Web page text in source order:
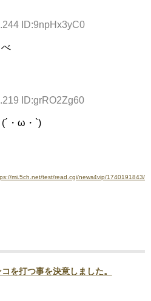
ID:9npHx3yC0
ID:grRO2Zg60
・ω・`)
mi.5ch.net/test/read.cgi/news4vip/1740191843/
を打つ事を決意しました。